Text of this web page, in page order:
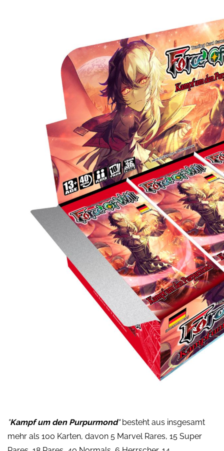
"Kampf um den Purpurmond"besteht aus insgesamt
mehr als 100 Karten, davon 5 Marvel Rares, 15 Super